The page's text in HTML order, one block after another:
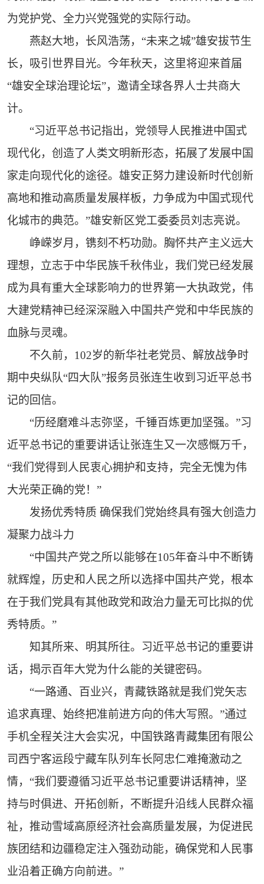
为党护党、全力兴党强党的实际行动。
燕赵大地，长风浩荡，“未来之城”雄安拔节生
长，吸引世界目光。今年秋天，这里将迎来首届
“雄安全球治理论坛”，邀请全球各界人士共商大
计。
“习近平总书记指出，党领导人民推进中国式
现代化，创造了人类文明新形态，拓展了发展中国
家走向现代化的途径。雄安正努力建设新时代创新
高地和推动高质量发展样板，力争成为中国式现代
化城市的典范。”雄安新区党工委委员刘志亮说。
峥嵘岁月，镌刻不朽功勋。胸怀共产主义远大
理想，立志于中华民族千秋伟业，我们党已经发展
成为具有重大全球影响力的世界第一大执政党，伟
大建党精神已经深深融入中国共产党和中华民族的
血脉与灵魂。
不久前，102岁的新华社老党员、解放战争时
期中央纵队“四大队”报务员张连生收到习近平总书
记的回信。
“历经磨难斗志弥坚，千锤百炼更加坚强。”习
近平总书记的重要讲话让张连生又一次感慨万千，
“我们党得到人民衷心拥护和支持，完全无愧为伟
大光荣正确的党！”
发扬优秀特质 确保我们党始终具有强大创造力
凝聚力战斗力
“中国共产党之所以能够在105年奋斗中不断铸
就辉煌，历史和人民之所以选择中国共产党，根本
在于我们党具有其他政党和政治力量无可比拟的优
秀特质。”
知其所来、明其所往。习近平总书记的重要讲
话，揭示百年大党为什么能的关键密码。
“一路通、百业兴，青藏铁路就是我们党矢志
追求真理、始终把准前进方向的伟大写照。”通过
手机全程关注大会实况，中国铁路青藏集团有限公
司西宁客运段宁藏车队列车长阿忠仁难掩激动之
情，“我们要遵循习近平总书记重要讲话精神，坚
持与时俱进、开拓创新，不断提升沿线人民群众福
祉，推动雪域高原经济社会高质量发展，为促进民
族团结和边疆稳定注入强劲动能，确保党和人民事
业沿着正确方向前进。”